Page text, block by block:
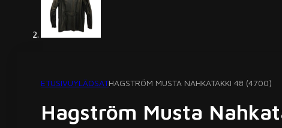
ETUSIVUYLÄOSATHAGSTRÖM MUSTA NAHKATAKKI 48 (4700)
Hagström Musta